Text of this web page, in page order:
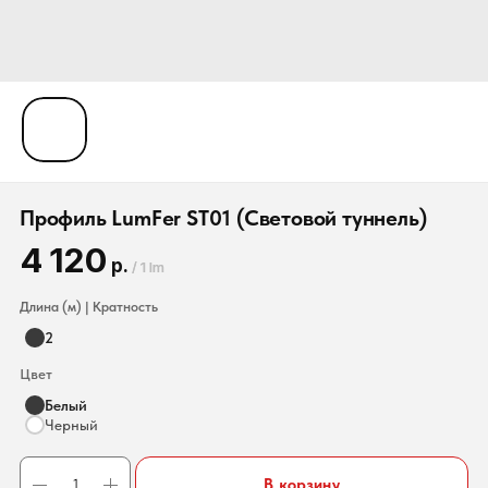
Профиль LumFer ST01 (Световой туннель)
4 120 р. /1 lm
Длина (м) | Кратность
2
Цвет
Белый
Черный